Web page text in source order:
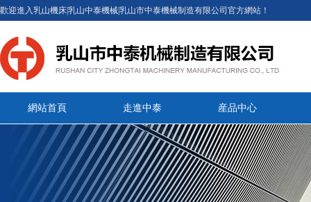
歡迎進入乳山機床|乳山中泰機械|乳山市中泰機械制造有限公司官方網站！
網站首頁 走進中泰 産品中心